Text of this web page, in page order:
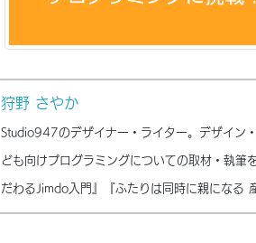
狩野 さやか
Studio947のデザイナー・ライター。デザイン
ども向けプログラミングについての取材・執筆
だわるJimdo入門』『ふたりは同時に親になる